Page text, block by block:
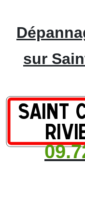
sur